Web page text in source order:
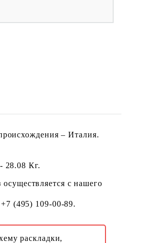
– Италия.
28.08 Кг.
с нашего
(495) 109-00-89.
раскладки,